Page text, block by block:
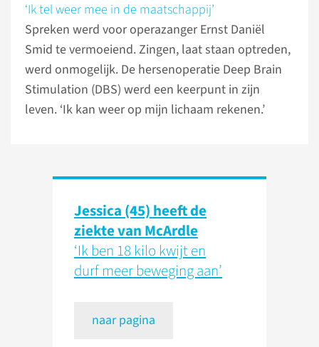
‘Ik tel weer mee in de maatschappij’
Spreken werd voor operazanger Ernst Daniël
Smid te vermoeiend. Zingen, laat staan optreden,
werd onmogelijk. De hersenoperatie Deep Brain
Stimulation (DBS) werd een keerpunt in zijn
leven. ‘Ik kan weer op mijn lichaam rekenen.’
Jessica (45) heeft de
ziekte van McArdle
‘Ik ben 18 kilo kwijt en
durf meer beweging aan’
naar pagina